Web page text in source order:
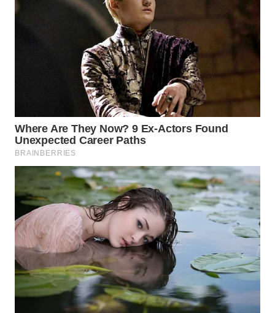
WAHANANEWS
WAHANANEWS
CO ID
WAHANANEWS
NET
WAHANA
SPORT
WAHANA
UMKM